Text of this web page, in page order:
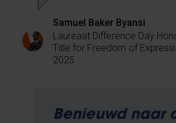
Samuel Baker Byansi
Laureaat Difference Day
Title for Freedom of
2025
Benieuwd naar